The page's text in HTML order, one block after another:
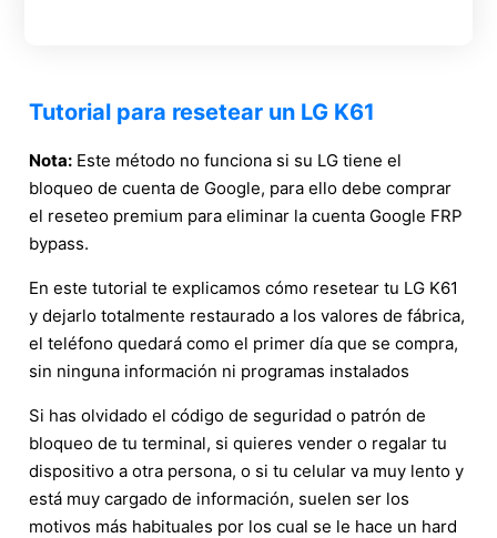
Tutorial para resetear un LG K61
Nota: Este método no funciona si su LG tiene el
bloqueo de cuenta de Google, para ello debe comprar
el reseteo premium para eliminar la cuenta Google FRP
bypass.
En este tutorial te explicamos cómo resetear tu LG K61
y dejarlo totalmente restaurado a los valores de fábrica,
el teléfono quedará como el primer día que se compra,
sin ninguna información ni programas instalados
Si has olvidado el código de seguridad o patrón de
bloqueo de tu terminal, si quieres vender o regalar tu
dispositivo a otra persona, o si tu celular va muy lento y
está muy cargado de información, suelen ser los
motivos más habituales por los cual se le hace un hard